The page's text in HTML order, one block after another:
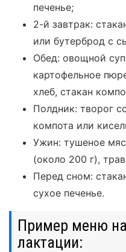
печенье;
2-й завтрак:
или бутерброд с
Обед: овощной
картофельное
хлеб, стакан
Полдник: творог
компота или
Ужин: тушеное
(около 200 г),
Перед сном:
сухое печенье.
Пример меню
лактации: